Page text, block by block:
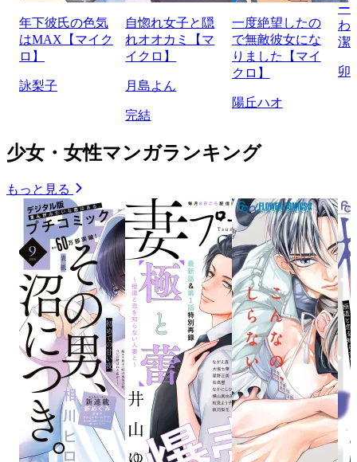
年下彼氏の色気
はMAX【マイク
ロ】
詠梨子
自惚れ女子と隠
れオオカミ【マ
イクロ】
月島よん
完結
一度絶望したの
で無敵彼女にな
りました【マイ
クロ】
陽丘ハオ
ー
わ
潔
卯
少女・女性マンガランキング
もっと見る